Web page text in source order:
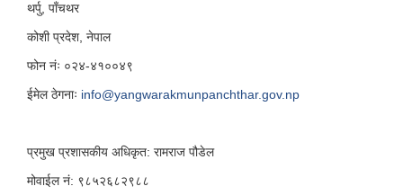
थर्पु, पाँचथर
कोशी प्रदेश, नेपाल
फोन नंः ०२४-४१००४९
ईमेल ठेगनाः info@yangwarakmunpanchthar.gov.np
प्रमुख प्रशासकीय अधिकृत: रामराज पौडेल
मोवाईल नं: ९८५२६८२९८८